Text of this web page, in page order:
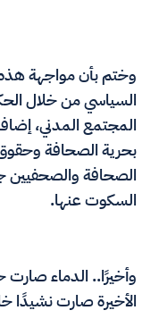
وختم بأن مواجهة هذه
السياسي من خلال
المجتمع المدني،
بحرية الصحافة وحقوق
الصحافة والصحفيين
السكوت عنها.
وأخيرًا.. الدماء صارت
الأخيرة صارت نشيدًا